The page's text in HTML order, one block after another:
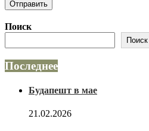
Поиск
Поиск
Последнее
Будапешт в мае
21.02.2026